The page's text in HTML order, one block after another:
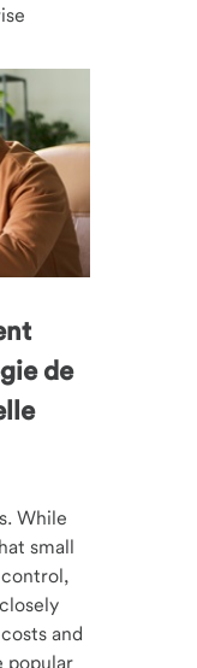
de
While
small
and
popular